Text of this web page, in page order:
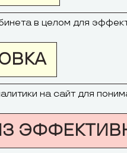
в целом для
на сайт для